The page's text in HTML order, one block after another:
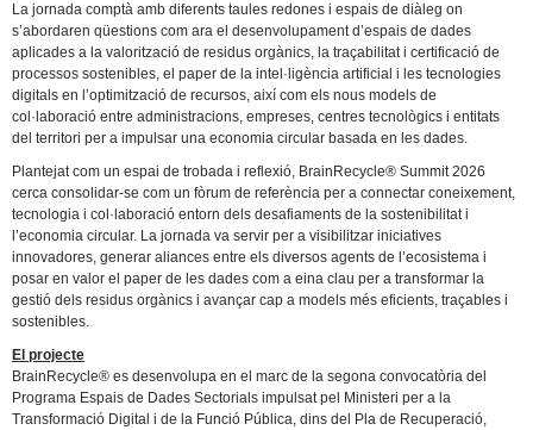
La jornada comptà amb diferents taules redones i espais de diàleg on
s’abordaren qüestions com ara el desenvolupament d’espais de dades
aplicades a la valorització de residus orgànics, la traçabilitat i certificació de
processos sostenibles, el paper de la intel·ligència artificial i les tecnologies
digitals en l’optimització de recursos, així com els nous models de
col·laboració entre administracions, empreses, centres tecnològics i entitats
del territori per a impulsar una economia circular basada en les dades.
Plantejat com un espai de trobada i reflexió, BrainRecycle® Summit 2026
cerca consolidar-se com un fòrum de referència per a connectar coneixement,
tecnologia i col·laboració entorn dels desafiaments de la sostenibilitat i
l’economia circular. La jornada va servir per a visibilitzar iniciatives
innovadores, generar aliances entre els diversos agents de l’ecosistema i
posar en valor el paper de les dades com a eina clau per a transformar la
gestió dels residus orgànics i avançar cap a models més eficients, traçables i
sostenibles.
El projecte
BrainRecycle® es desenvolupa en el marc de la segona convocatòria del
Programa Espais de Dades Sectorials impulsat pel Ministeri per a la
Transformació Digital i de la Funció Pública, dins del Pla de Recuperació,